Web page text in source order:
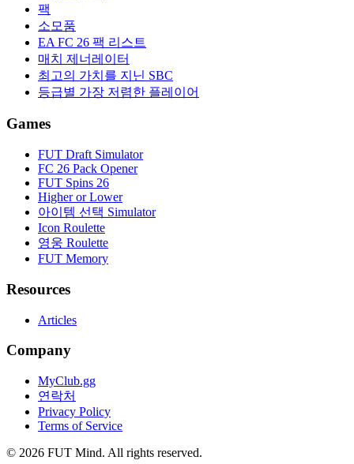
팩
소모품
EA FC 26 팩 리스트
매치 제너레이터
최고의 가치를 지닌 SBC
등급별 가장 저렴한 플레이어
Games
FUT Draft Simulator
FC 26 Pack Opener
FUT Spins 26
Higher or Lower
아이템 선택 Simulator
Icon Roulette
영웅 Roulette
FUT Memory
Resources
Articles
Company
MyClub.gg
연락처
Privacy Policy
Terms of Service
© 2026 FUT Mind. All rights reserved.